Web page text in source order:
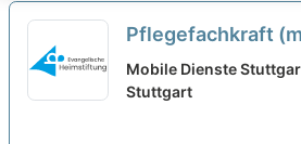
Pflegefachkraft
(50-80%) -
neu
Mobile Dienste
Stuttgart